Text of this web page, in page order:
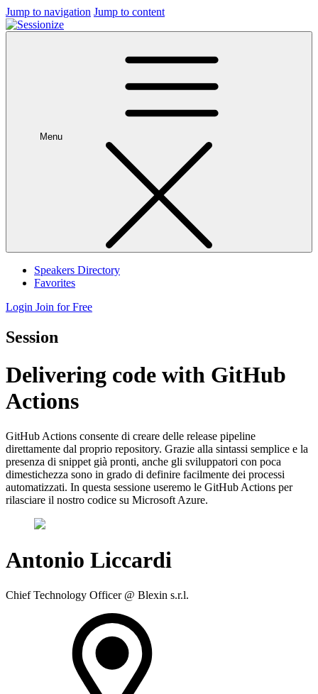
Jump to navigation Jump to content
Menu
Speakers Directory
Favorites
Login Join for Free
Session
Delivering code with GitHub
Actions
GitHub Actions consente di creare delle release pipeline
direttamente dal proprio repository. Grazie alla sintassi semplice e la
presenza di snippet già pronti, anche gli sviluppatori con poca
dimestichezza sono in grado di definire facilmente dei processi
automatizzati. In questa sessione useremo le GitHub Actions per
rilasciare il nostro codice su Microsoft Azure.
Antonio Liccardi
Chief Technology Officer @ Blexin s.r.l.